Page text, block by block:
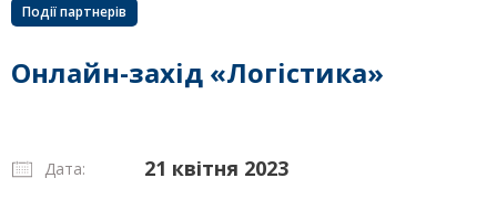
Події партнерів
Онлайн-захід «Логістика»
Дата: 21 квітня 2023